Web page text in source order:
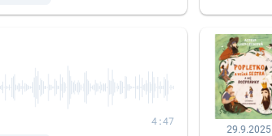
4:47
29.9.2025